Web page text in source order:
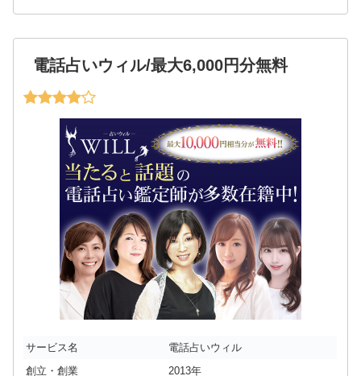
電話占いウィル/最大6,000円分無料
サービス名
電話占いウィル
創立・創業
2013年